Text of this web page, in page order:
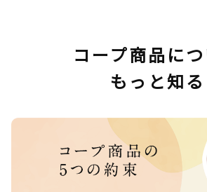
コープ商品に
もっと知る